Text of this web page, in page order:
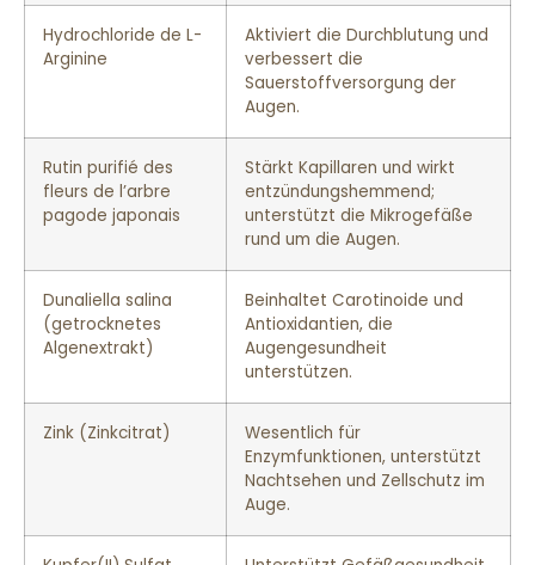
Hydrochloride de L-
Arginine
Aktiviert die Durchblutung und
verbessert die
Sauerstoffversorgung der
Augen.
Rutin purifié des
fleurs de l’arbre
pagode japonais
Stärkt Kapillaren und wirkt
entzündungshemmend;
unterstützt die Mikrogefäße
rund um die Augen.
Dunaliella salina
(getrocknetes
Algenextrakt)
Beinhaltet Carotinoide und
Antioxidantien, die
Augengesundheit
unterstützen.
Zink (Zinkcitrat)
Wesentlich für
Enzymfunktionen, unterstützt
Nachtsehen und Zellschutz im
Auge.